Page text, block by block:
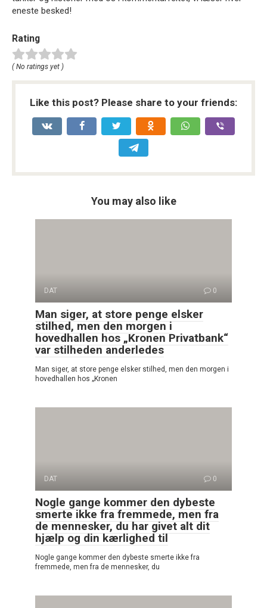
eneste besked!
Rating
( No ratings yet )
Like this post? Please share to your friends:
You may also like
DAT 0
Man siger, at store penge elsker
stilhed, men den morgen i
hovedhallen hos „Kronen Privatbank“
var stilheden anderledes
Man siger, at store penge elsker stilhed, men den morgen i
hovedhallen hos „Kronen
DAT 0
Nogle gange kommer den dybeste
smerte ikke fra fremmede, men fra
de mennesker, du har givet alt dit
hjælp og din kærlighed til
Nogle gange kommer den dybeste smerte ikke fra
fremmede, men fra de mennesker, du